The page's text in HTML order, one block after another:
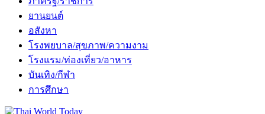
ยานยนต์
อสังหา
โรงพยบาล/สุขภาพ/ความงาม
โรงแรม/ท่องเที่ยว/อาหาร
บันเทิง/กีฬา
การศึกษา